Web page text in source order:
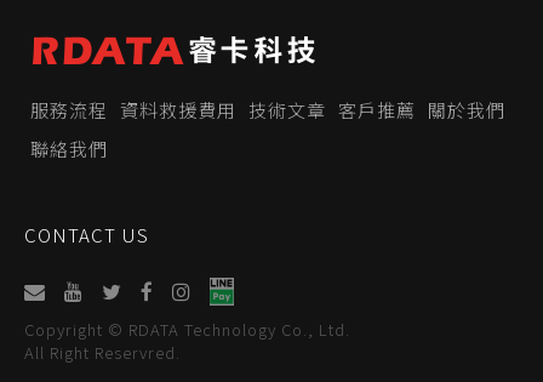
服務流程 資料救援費用 技術文章 客戶推薦
關於我們
聯絡我們
CONTACT US
Copyright © RDATA Technology Co., Ltd.
All Right Reservred.